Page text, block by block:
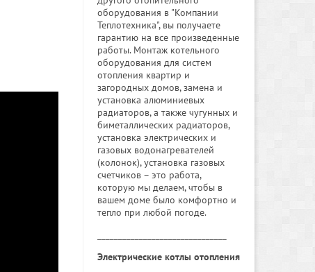
оборудования в "Компании
Теплотехника", вы получаете
гарантию на все произведенные
работы. Монтаж котельного
оборудования для систем
отопления квартир и
загородных домов, замена и
установка алюминиевых
радиаторов, а также чугунных и
биметаллических радиаторов,
установка электрических и
газовых водонагревателей
(колонок), установка газовых
счетчиков – это работа,
которую мы делаем, чтобы в
вашем доме было комфортно и
тепло при любой погоде.
Электрические котлы отопления